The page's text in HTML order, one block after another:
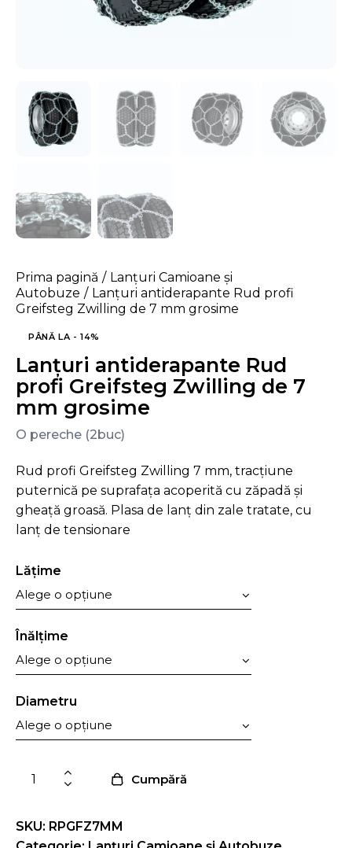
Prima pagină
Lanțuri Camioane și
Autobuze
Lanțuri antiderapante Rud profi
Greifsteg Zwilling de 7 mm grosime
PÂNĂ LA- 14%
Lanțuri antiderapante Rud
profi Greifsteg Zwilling de 7
mm grosime
O pereche (2buc)
Rud profi Greifsteg Zwilling 7 mm, tracțiune
puternică pe suprafața acoperită cu zăpadă și
gheață groasă. Plasa de lanț din zale tratate, cu
lanț de tensionare
Lăţime
Înălţime
Diametru
Cumpără
SKU: RPGFZ7MM